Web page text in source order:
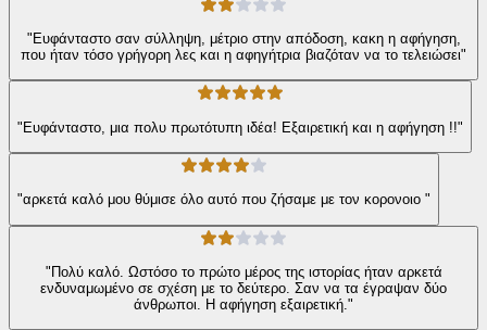
"Ευφάνταστο σαν σύλληψη, μέτριο στην απόδοση, κακη η αφήγηση,
που ήταν τόσο γρήγορη λες και η αφηγήτρια βιαζόταν να το τελειώσει"
"Ευφάνταστο, μια πολυ πρωτότυπη ιδέα! Εξαιρετική και η αφήγηση !!"
"αρκετά καλό μου θύμισε όλο αυτό που ζήσαμε με τον κορονοιο "
"Πολύ καλό. Ωστόσο το πρώτο μέρος της ιστορίας ήταν αρκετά
ενδυναμωμένο σε σχέση με το δεύτερο. Σαν να τα έγραψαν δύο
άνθρωποι. Η αφήγηση εξαιρετική."